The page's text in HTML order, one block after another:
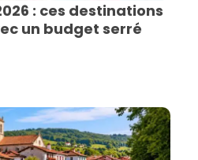
: ces destinations
un budget serré